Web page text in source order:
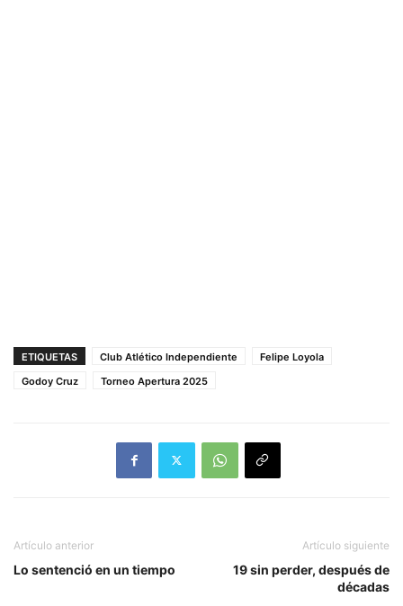
ETIQUETAS Club Atlético Independiente
Felipe Loyola
Godoy Cruz
Torneo Apertura 2025
Artículo anterior
Lo sentenció en un tiempo
Artículo siguiente
19 sin perder, después de
décadas